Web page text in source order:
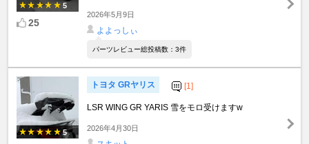
5
25
2026年5月9日
よよっしぃ
パーツレビュー総投稿数：3件
5
トヨタ GRヤリス [1]
LSR WING GR YARIS 雪をモロ受けますw
2026年4月30日